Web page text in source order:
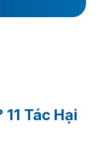
Tác Hại